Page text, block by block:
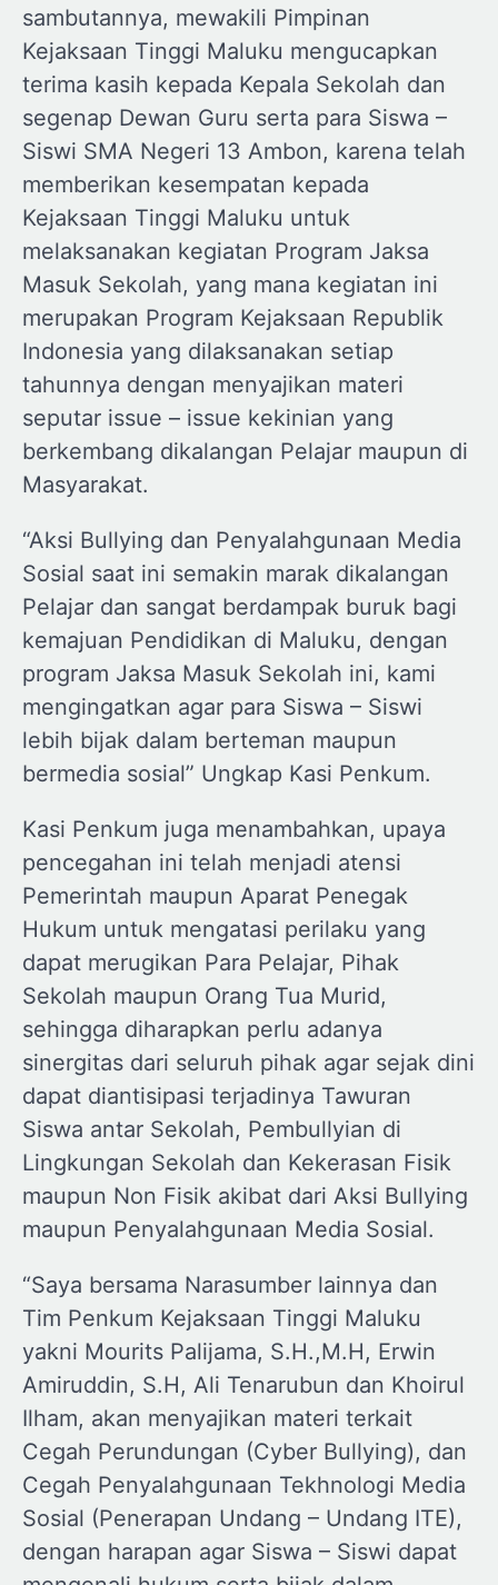
sambutannya, mewakili Pimpinan
Kejaksaan Tinggi Maluku mengucapkan
terima kasih kepada Kepala Sekolah dan
segenap Dewan Guru serta para Siswa –
Siswi SMA Negeri 13 Ambon, karena telah
memberikan kesempatan kepada
Kejaksaan Tinggi Maluku untuk
melaksanakan kegiatan Program Jaksa
Masuk Sekolah, yang mana kegiatan ini
merupakan Program Kejaksaan Republik
Indonesia yang dilaksanakan setiap
tahunnya dengan menyajikan materi
seputar issue – issue kekinian yang
berkembang dikalangan Pelajar maupun di
Masyarakat.
“Aksi Bullying dan Penyalahgunaan Media
Sosial saat ini semakin marak dikalangan
Pelajar dan sangat berdampak buruk bagi
kemajuan Pendidikan di Maluku, dengan
program Jaksa Masuk Sekolah ini, kami
mengingatkan agar para Siswa – Siswi
lebih bijak dalam berteman maupun
bermedia sosial” Ungkap Kasi Penkum.
Kasi Penkum juga menambahkan, upaya
pencegahan ini telah menjadi atensi
Pemerintah maupun Aparat Penegak
Hukum untuk mengatasi perilaku yang
dapat merugikan Para Pelajar, Pihak
Sekolah maupun Orang Tua Murid,
sehingga diharapkan perlu adanya
sinergitas dari seluruh pihak agar sejak dini
dapat diantisipasi terjadinya Tawuran
Siswa antar Sekolah, Pembullyian di
Lingkungan Sekolah dan Kekerasan Fisik
maupun Non Fisik akibat dari Aksi Bullying
maupun Penyalahgunaan Media Sosial.
“Saya bersama Narasumber lainnya dan
Tim Penkum Kejaksaan Tinggi Maluku
yakni Mourits Palijama, S.H.,M.H, Erwin
Amiruddin, S.H, Ali Tenarubun dan Khoirul
Ilham, akan menyajikan materi terkait
Cegah Perundungan (Cyber Bullying), dan
Cegah Penyalahgunaan Tekhnologi Media
Sosial (Penerapan Undang – Undang ITE),
dengan harapan agar Siswa – Siswi dapat